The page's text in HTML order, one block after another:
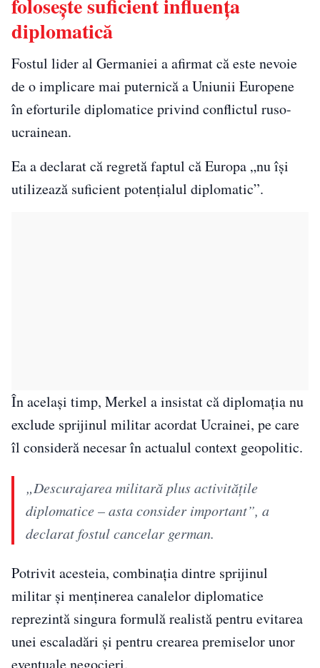
diplomatică
Fostul lider al Germaniei a afirmat că este nevoie
de o implicare mai puternică a Uniunii Europene
în eforturile diplomatice privind conflictul ruso-
ucrainean.
Ea a declarat că regretă faptul că Europa „nu îşi
utilizează suficient potenţialul diplomatic”.
În același timp, Merkel a insistat că diplomația nu
exclude sprijinul militar acordat Ucrainei, pe care
îl consideră necesar în actualul context geopolitic.
„Descurajarea militară plus activităţile
diplomatice – asta consider important”, a
declarat fostul cancelar german.
Potrivit acesteia, combinația dintre sprijinul
militar și menținerea canalelor diplomatice
reprezintă singura formulă realistă pentru evitarea
unei escaladări și pentru crearea premiselor unor
eventuale negocieri.